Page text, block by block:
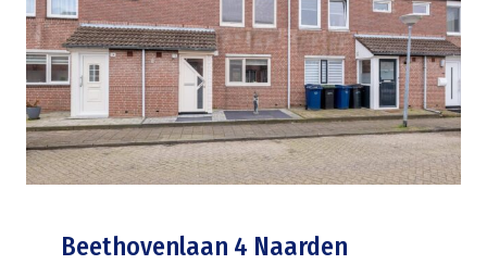
Beethovenlaan 4 Naarden